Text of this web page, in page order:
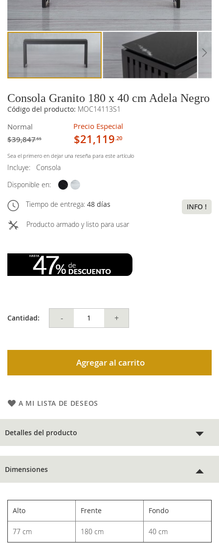
Consola Granito 180 x 40 cm Adela Negro
Código del producto: MOC14113S1
Normal
$39,847.55
Precio Especial
$21,119.20
Sea el primero en dejar una reseña para este artículo
Incluye:
Consola
Disponible en:
Tiempo de entrega: 48 días
INFO !
Producto armado y listo para usar
Cantidad: - +
Agregar al carrito
A MI LISTA DE DESEOS
Detalles del producto
Dimensiones
Alto Frente Fondo
77 cm 180 cm 40 cm